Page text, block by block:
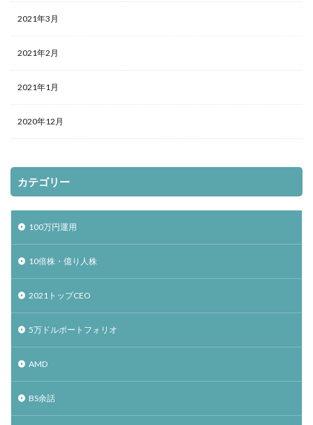
2021年3月
2021年2月
2021年1月
2020年12月
カテゴリー
100万円運用
10倍株・億り人株
2021トップCEO
5万ドルポートフォリオ
AMD
BS余話